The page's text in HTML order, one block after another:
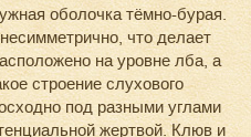
оболочка тёмно-бурая.
что делает
на уровне лба, а
строение слухового
под разными углами
жертвой. Клюв и